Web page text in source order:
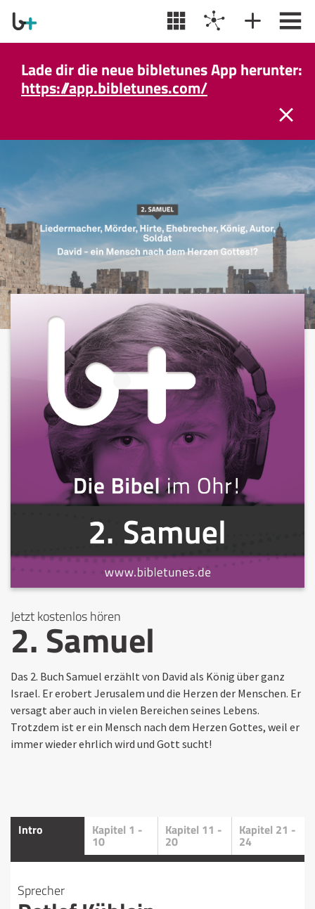
Lade dir die neue bibletunes App herunter:
https://app.bibletunes.com/
Jetzt kostenlos hören
2. Samuel
Das 2. Buch Samuel erzählt von David als König über ganz
Israel. Er erobert Jerusalem und die Herzen der Menschen. Er
versagt aber auch in vielen Bereichen seines Lebens.
Trotzdem ist er ein Mensch nach dem Herzen Gottes, weil er
immer wieder ehrlich wird und Gott sucht!
Intro Kapitel 1 -
10
Kapitel 11 -
20
Kapitel 21 -
24
Sprecher